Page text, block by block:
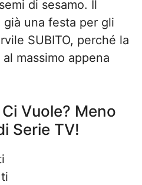
di sesamo. Il
una festa per gli
SUBITO, perché la
massimo appena
Vuole? Meno
Serie TV!